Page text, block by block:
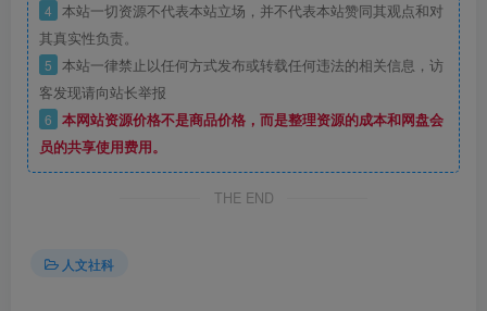
4 本站一切资源不代表本站立场，并不代表本站赞同其观点和对
其真实性负责。
5 本站一律禁止以任何方式发布或转载任何违法的相关信息，访
客发现请向站长举报
6 本网站资源价格不是商品价格，而是整理资源的成本和网盘会
员的共享使用费用。
THE END
人文社科